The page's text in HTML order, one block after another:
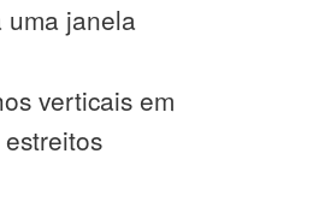
janela
verticais em